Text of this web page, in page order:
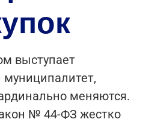
выступает
муниципалитет,
меняются.
№ 44-ФЗ жестко